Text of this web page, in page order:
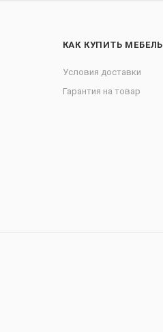
КАК КУПИТЬ МЕБЕЛЬ
Условия доставки
Гарантия на товар